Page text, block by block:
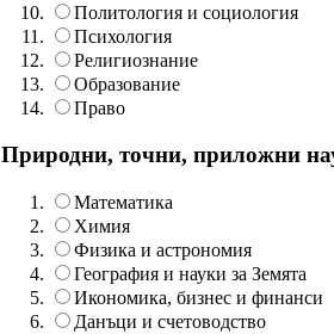
Политология и социология
Психология
Религиознание
Образование
Право
Природни, точни, приложни
Математика
Химия
Физика и астрономия
География и науки за Земята
Икономика, бизнес и финанси
Данъци и счетоводство